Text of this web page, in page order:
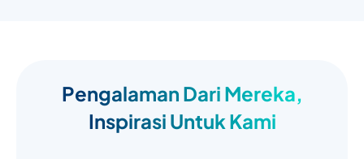
Pengalaman Dari Mereka,
Inspirasi Untuk Kami